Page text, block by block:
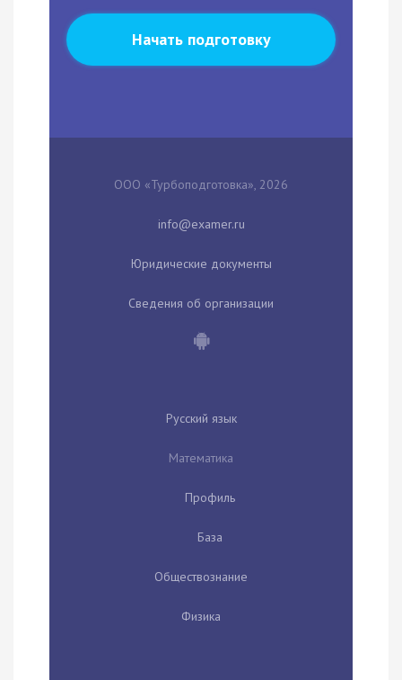
Начать подготовку
ООО «Турбоподготовка», 2026
Юридические документы
Сведения об организации
Русский язык
Математика
Профиль
База
Обществознание
Физика